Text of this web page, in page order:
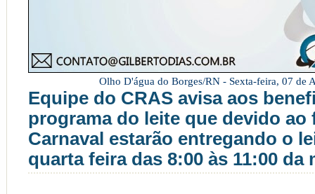
Olho D'água do Borges/RN - Sexta-feira, 07 de
Equipe do CRAS avisa aos
programa do leite que devido ao
Carnaval estarão entregando o
quarta feira das 8:00 às 11:00 da